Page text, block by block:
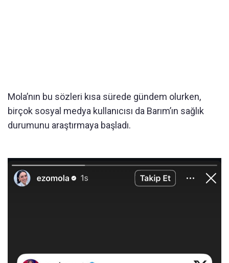
Mola’nın bu sözleri kısa sürede gündem olurken,
birçok sosyal medya kullanıcısı da Barım’ın sağlık
durumunu araştırmaya başladı.